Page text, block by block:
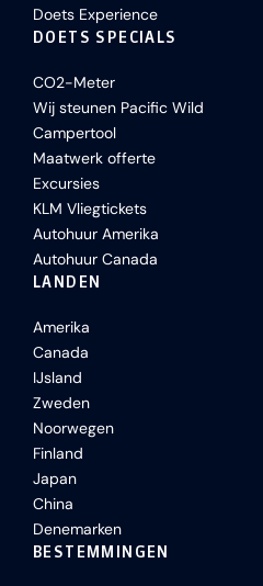
Doets Experience
DOETS SPECIALS
CO2-Meter
Wij steunen Pacific Wild
Campertool
Maatwerk offerte
Excursies
KLM Vliegtickets
Autohuur Amerika
Autohuur Canada
LANDEN
Amerika
Canada
IJsland
Zweden
Noorwegen
Finland
Japan
China
Denemarken
BESTEMMINGEN